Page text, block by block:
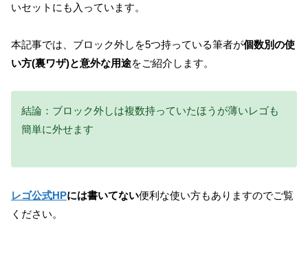
いセットにも入っています。
本記事では、ブロック外しを5つ持っている筆者が個数別の使
い方(裏ワザ)と意外な用途をご紹介します。
結論：ブロック外しは複数持っていたほうが薄いレゴも
簡単に外せます
レゴ公式HPには書いてない便利な使い方もありますのでご覧
ください。